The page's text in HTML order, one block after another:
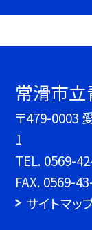
常滑市
〒479-0003
1
TEL. 0569-
FAX. 0569-
サイトマッ